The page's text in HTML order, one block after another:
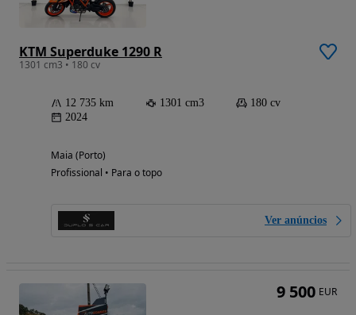
KTM Superduke 1290 R
1301 cm3 • 180 cv
12 735 km 1301 cm3
180 cv
2024
Maia (Porto)
Profissional • Para o topo
Ver anúncios
9 500 EUR